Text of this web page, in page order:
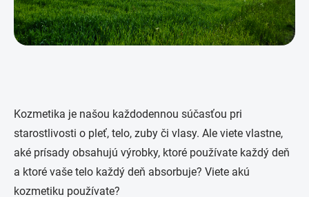
Kozmetika je našou každodennou súčasťou pri
starostlivosti o pleť, telo, zuby či vlasy. Ale viete vlastne,
aké prísady obsahujú výrobky, ktoré používate každý deň
a ktoré vaše telo každý deň absorbuje? Viete akú
kozmetiku používate?